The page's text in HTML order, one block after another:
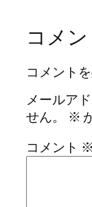
コメン
コメント
メールア
せん。
※
コメント ※